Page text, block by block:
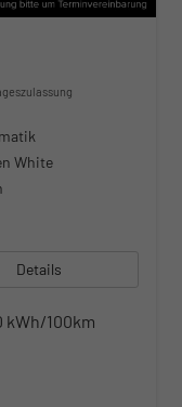
White
Details
kWh/100km